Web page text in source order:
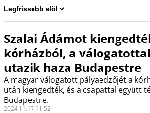
Szalai Ádámot
kórházból, a válogatottal
utazik haza Budapestre
A magyar válogatott pályaedzőjét a
után kiengedték, és a csapattal együtt
Budapestre.
2024.11.17 11:52